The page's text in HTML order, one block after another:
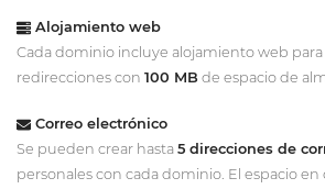
Alojamiento web
Cada dominio incluye alojamiento web para
redirecciones con 100 MB de espacio de
Correo electrónico
Se pueden crear hasta 5 direcciones de
personales con cada dominio. El espacio en